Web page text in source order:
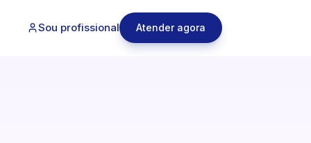
Sou profissional Atender agora